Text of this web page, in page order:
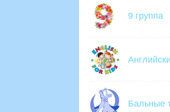
9 группа
Бальные